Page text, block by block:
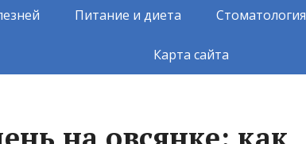
Питание и диета Стоматология
Карта сайта